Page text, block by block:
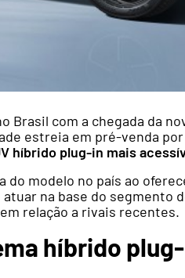
Brasil com a chegada da
estreia em pré-venda por
híbrido plug-in mais
do modelo no país ao
na base do
em relação a rivais recentes.
híbrido plug-